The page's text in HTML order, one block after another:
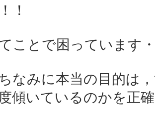
！
ことで困っています
ちなみに本当の目的は
傾いているのかを正